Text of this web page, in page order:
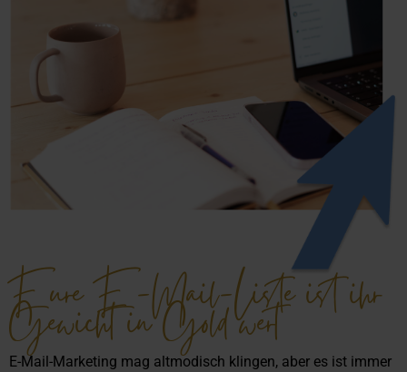
Eure E-Mail-Liste ist ihr
Gewicht in Gold wert
E-Mail-Marketing mag altmodisch klingen, aber es ist immer